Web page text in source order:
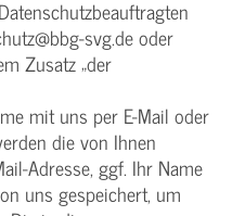
svg.de oder
Zusatz „der
mit uns per E-Mail oder
die von Ihnen
Adresse, ggf. Ihr Name
uns gespeichert, um